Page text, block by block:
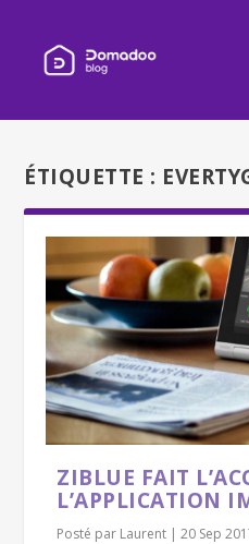
ÉTIQUETTE :
ZIBLUE FAIT
L’APPLICATION
Posté par Laurent |20 Sep